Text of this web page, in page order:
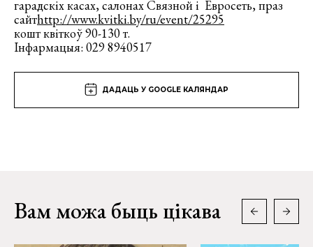
гарадскіх касах, салонах Связной і Евросеть, праз
сайтhttp://www.kvitki.by/ru/event/25295
кошт квіткоў 90-130 т.
Інфармацыя: 029 8940517
ДАДАЦЬ У GOOGLE КАЛЯНДАР
Вам можа быць цікава